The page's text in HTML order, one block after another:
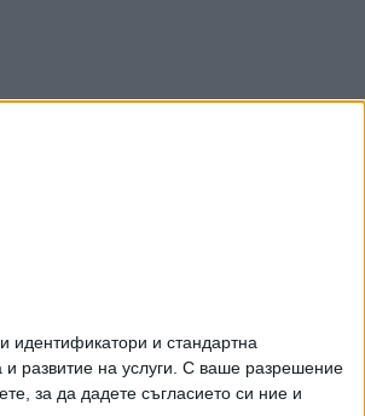
идентификатори и стандартна
развитие на услуги. С ваше разрешение
за да дадете съгласието си ние и